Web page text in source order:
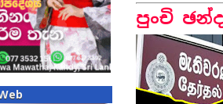
පුංචි